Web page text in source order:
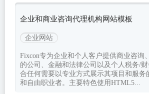
企业和商业咨询代理机构网站模板
企业网站
Fixcon专为企业和个人客户提供商业咨询
的公司、金融和法律公司以及个人税务/
合任何需要以专业方式展示其项目和服务
和自由职业者。主要特色使用HTML5...